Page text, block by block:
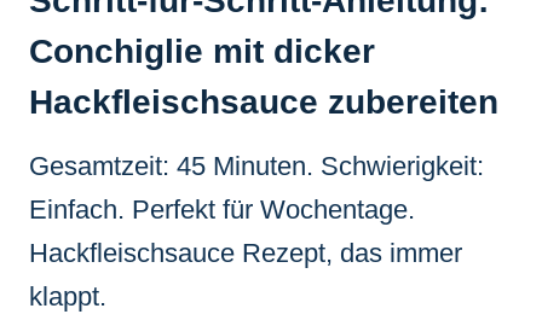
Conchiglie mit dicker
Hackfleischsauce zubereiten
Gesamtzeit: 45 Minuten. Schwierigkeit:
Einfach. Perfekt für Wochentage.
Hackfleischsauce Rezept, das immer
klappt.